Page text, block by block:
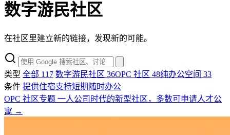
数字游民社区
在社区里建立新的链接，发现新的可能。
类型 全部 117 数字游民社区 36OPC 社区 48纯办公空间 33
条件 提供住宿支持短期 随时办公
OPC 社区专题 一人公司时代的新型社区，多数可申请人才公
寓 →